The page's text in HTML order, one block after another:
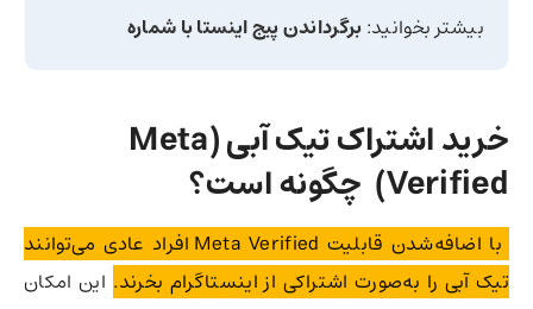
بیشتر بخوانید:برگرداندن پیج اینستا با شماره
خرید اشتراک تیک آبی (Meta
Verified) چگونه است؟
با اضافه‌شدن قابلیت Meta Verified افراد عادی می‌توانند
تیک آبی را به‌صورت اشتراکی از اینستاگرام بخرند. این امکان